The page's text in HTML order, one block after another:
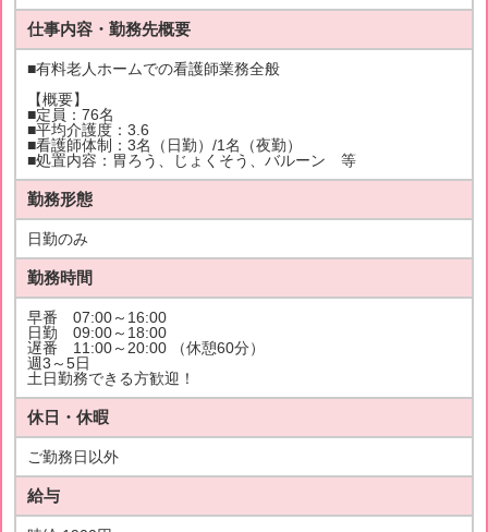
仕事内容・勤務先概要
■有料老人ホームでの看護師業務全般
【概要】
■定員：76名
■平均介護度：3.6
■看護師体制：3名（日勤）/1名（夜勤）
■処置内容：胃ろう、じょくそう、バルーン 等
勤務形態
日勤のみ
勤務時間
早番 07:00～16:00
日勤 09:00～18:00
遅番 11:00～20:00 （休憩60分）
週3～5日
土日勤務できる方歓迎！
休日・休暇
ご勤務日以外
給与